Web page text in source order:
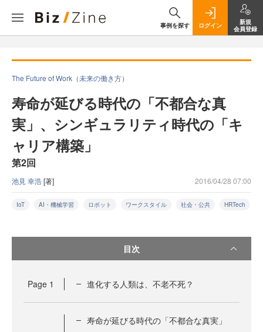
事例を探す ログイン
新規
会員登録
The Future of Work（未来の働き方）
寿命が延びる時代の「不都合な真
実」、シンギュラリティ時代の「キ
ャリア構築」
第2回
池見 幸浩[著] 2016/04/28 07:00
IoT AI・機械学習 ロボット ワークスタイル 社会・公共 HRTech
目次
Page 1 進化する人類は、不老不死？
寿命が延びる時代の「不都合な真実」